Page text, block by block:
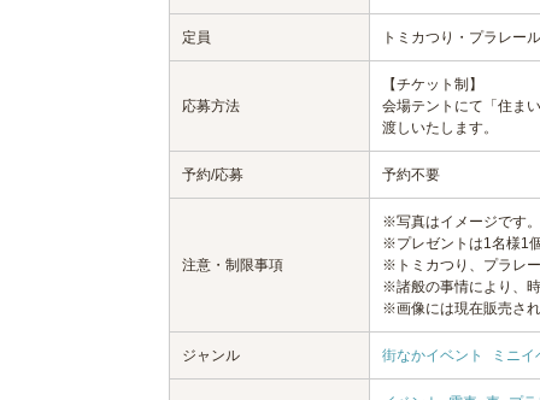
定員 トミカつり・プラレー
応募方法
【チケット制】
会場テントにて「住ま
渡しいたします。
予約/応募 予約不要
注意・制限事項
※写真はイメージです。
※プレゼントは1名様1
※トミカつり、プラレ
※諸般の事情により、
※画像には現在販売さ
ジャンル 街なかイベント ミニイ